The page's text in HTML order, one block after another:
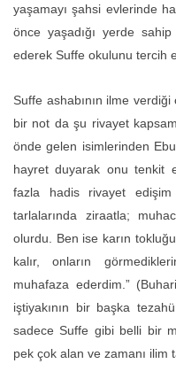
yaşamayı şahsi evlerinde
önce yaşadığı yerde
ederek Suffe okulunu tercih
Suffe ashabının ilme
bir not da şu rivayet
önde gelen isimlerinden
hayret duyarak onu tenkit
fazla hadis rivayet edişim
tarlalarında ziraatla;
olurdu. Ben ise karın
kalır, onların
muhafaza ederdim.”
iştiyakının bir başka
sadece Suffe gibi belli bir
pek çok alan ve zamanı ilim